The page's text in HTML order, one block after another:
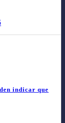
indicar que